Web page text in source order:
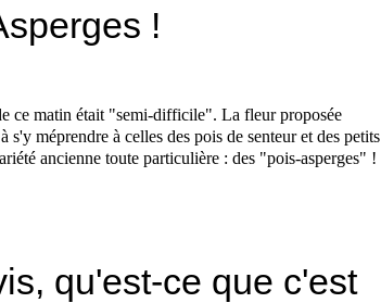
!
ce matin était "semi-difficile". La fleur proposée
s'y méprendre à celles des pois de senteur et des petits
ancienne toute particulière : des "pois-asperges" !
qu'est-ce que c'est